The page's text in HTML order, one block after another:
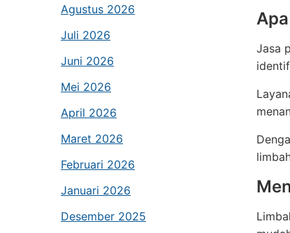
Agustus 2026
Juli 2026
Juni 2026
Mei 2026
April 2026
Maret 2026
Februari 2026
Januari 2026
Desember 2025
Jasa